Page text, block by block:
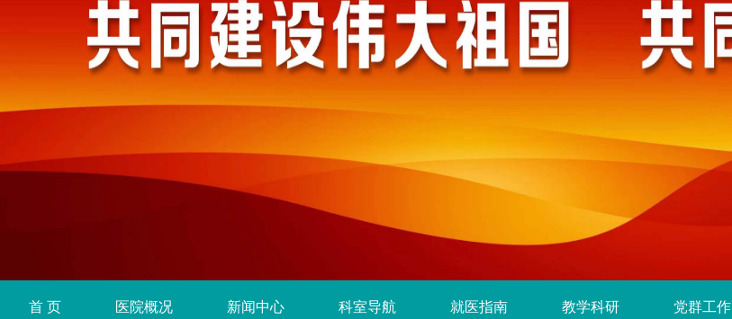
首 页 医院概况 新闻中心 科室导航 就医指南 教学科研 党群工作